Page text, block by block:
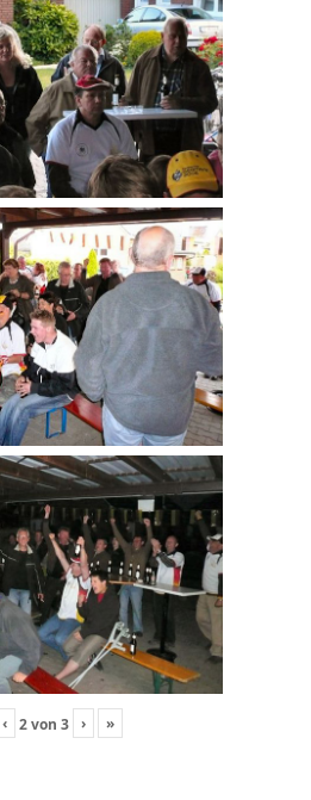
‹ 2von 3 › »